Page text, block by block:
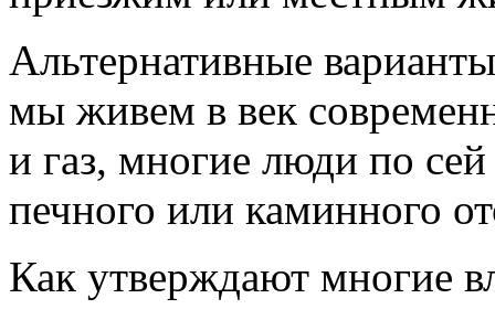
Альтернативные
мы живем в век
и газ, многие люди по
печного или каминного
Как утверждают многие